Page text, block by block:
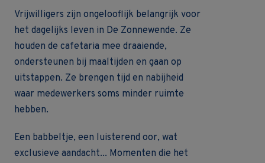
Vrijwilligers zijn ongelooflijk belangrijk voor
het dagelijks leven in De Zonnewende. Ze
houden de cafetaria mee draaiende,
ondersteunen bij maaltijden en gaan op
uitstappen. Ze brengen tijd en nabijheid
waar medewerkers soms minder ruimte
hebben.
Een babbeltje, een luisterend oor, wat
exclusieve aandacht... Momenten die het